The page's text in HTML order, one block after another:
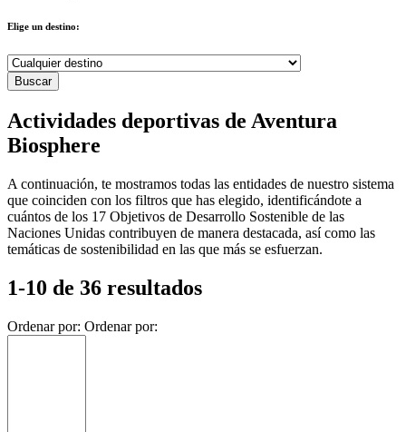
Elige un destino:
Actividades deportivas de Aventura
Biosphere
A continuación, te mostramos todas las entidades de nuestro sistema
que coinciden con los filtros que has elegido, identificándote a
cuántos de los 17 Objetivos de Desarrollo Sostenible de las
Naciones Unidas contribuyen de manera destacada, así como las
temáticas de sostenibilidad en las que más se esfuerzan.
1-10 de 36 resultados
Ordenar por: Ordenar por: